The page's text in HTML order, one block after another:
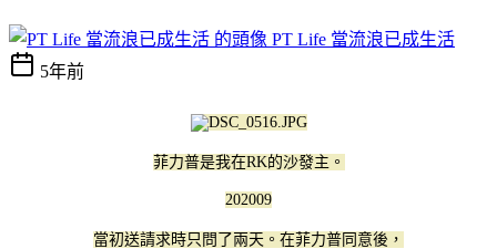
PT Life 當流浪已成生活
5年前
菲力普是我在RK的沙發主。
202009
當初送請求時只問了兩天。在菲力普同意後，